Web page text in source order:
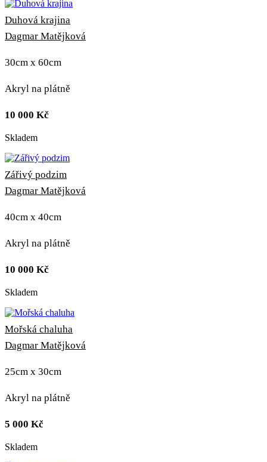
Duhová krajina
Dagmar Matějková
30cm x 60cm
Akryl na plátně
10 000 Kč
Skladem
Zářivý podzim
Dagmar Matějková
40cm x 40cm
Akryl na plátně
10 000 Kč
Skladem
Mořská chaluha
Dagmar Matějková
25cm x 30cm
Akryl na plátně
5 000 Kč
Skladem